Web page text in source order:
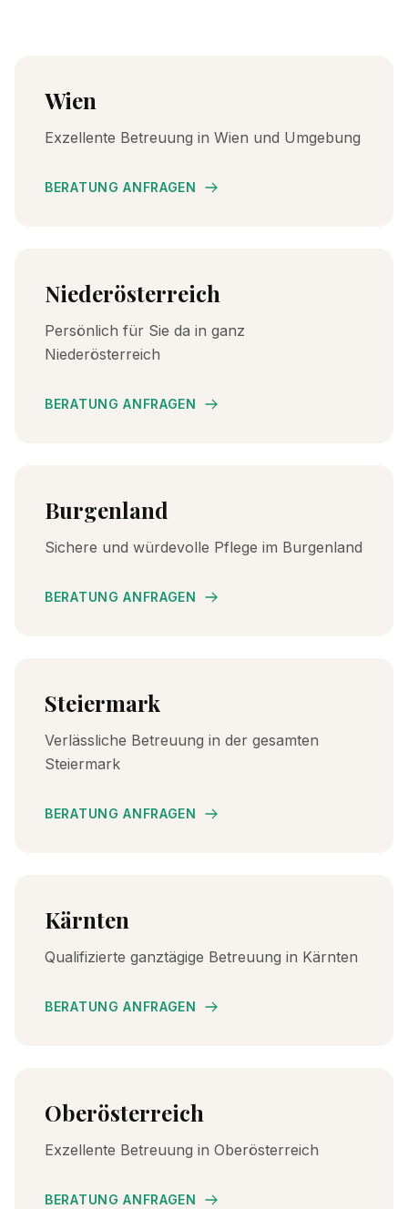
Wien
Exzellente Betreuung in Wien und Umgebung
BERATUNG ANFRAGEN
Niederösterreich
Persönlich für Sie da in ganz
Niederösterreich
BERATUNG ANFRAGEN
Burgenland
Sichere und würdevolle Pflege im Burgenland
BERATUNG ANFRAGEN
Steiermark
Verlässliche Betreuung in der gesamten
Steiermark
BERATUNG ANFRAGEN
Kärnten
Qualifizierte ganztägige Betreuung in Kärnten
BERATUNG ANFRAGEN
Oberösterreich
Exzellente Betreuung in Oberösterreich
BERATUNG ANFRAGEN